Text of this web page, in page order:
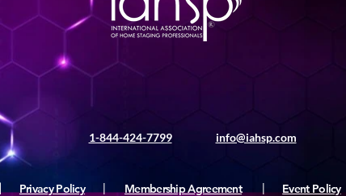
1-844-424-7799 info@iahsp.com
Privacy Policy Membership Agreement Event Policy